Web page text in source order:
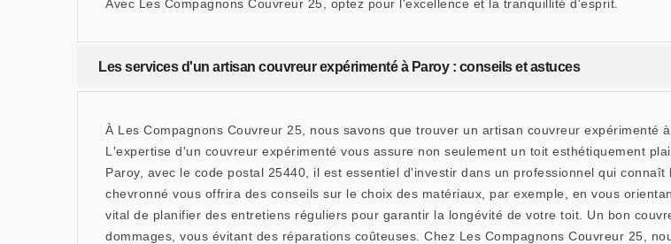
Avec Les Compagnons Couvreur 25, optez pour l'excellence et la tranquillité d'esprit.
Les services d'un artisan couvreur expérimenté à Paroy : conseils et astuces
À Les Compagnons Couvreur 25, nous savons que trouver un artisan couvreur
L'expertise d'un couvreur expérimenté vous assure non seulement un toit esthétiquement
Paroy, avec le code postal 25440, il est essentiel d'investir dans un professionnel qui
chevronné vous offrira des conseils sur le choix des matériaux, par exemple, en vous
vital de planifier des entretiens réguliers pour garantir la longévité de votre toit. Un bon
dommages, vous évitant des réparations coûteuses. Chez Les Compagnons Couvreur 25,